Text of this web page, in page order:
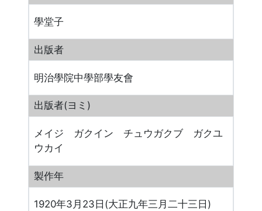
學堂子
出版者
明治學院中學部學友會
出版者(ヨミ)
メイジ ガクイン チュウガクブ ガクユ
ウカイ
製作年
1920年3月23日(大正九年三月二十三日)